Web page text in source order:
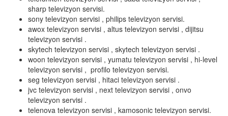
sharp televizyon servisi.
sony televizyon servisi , philips televizyon servisi.
awox televizyon servisi , altus televizyon servisi , dijitsu
televizyon servisi .
skytech televizyon servisi , skytech televizyon servisi .
woon televizyon servisi , yumatu televizyon servisi , hi-level
televizyon servisi , profilo televizyon servisi.
seg televizyon servisi , hitaci televizyon servisi .
jvc televizyon servisi , next televizyon servisi , onvo
televizyon servisi .
telenova televizyon servisi , kamosonic televizyon servisi.